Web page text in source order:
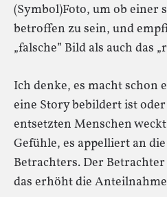
(Symbol)Foto, um ob einer
betroffen zu sein, und
„falsche” Bild als auch das
Ich denke, es macht schon
eine Story bebildert ist
entsetzten Menschen
Gefühle, es appelliert an
Betrachters. Der
das erhöht die